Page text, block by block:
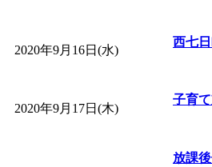
2020年9月16日(水)
西七
2020年9月17日(木)
子育
放課